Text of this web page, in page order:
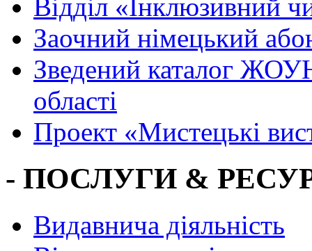
Вiддiл «Інклюзивний
Заочний німецький
Зведений каталог
області
Проект «Мистецькі
- ПОСЛУГИ &
Видавнича діяльність